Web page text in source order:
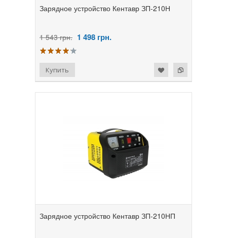
Зарядное устройство Кентавр ЗП-210Н
1 543 грн. 1 498 грн.
Зарядное устройство Кентавр ЗП-210НП